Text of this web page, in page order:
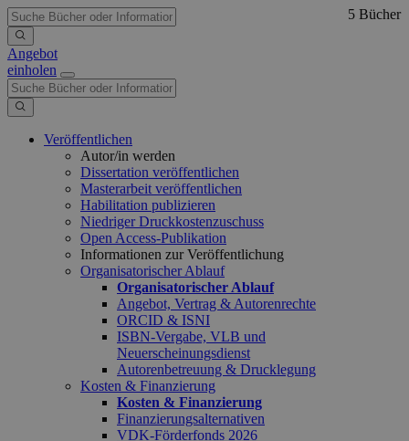
Angebot
einholen
Veröffentlichen
Autor/in werden
Dissertation veröffentlichen
Masterarbeit veröffentlichen
Habilitation publizieren
Niedriger Druckkostenzuschuss
Open Access-Publikation
Informationen zur Veröffentlichung
Organisatorischer Ablauf
Organisatorischer Ablauf
Angebot, Vertrag & Autorenrechte
ORCID & ISNI
ISBN-Vergabe, VLB und
Neuerscheinungsdienst
Autorenbetreuung & Drucklegung
Kosten & Finanzierung
Kosten & Finanzierung
Finanzierungsalternativen
VDK-Förderfonds 2026
5 Bücher